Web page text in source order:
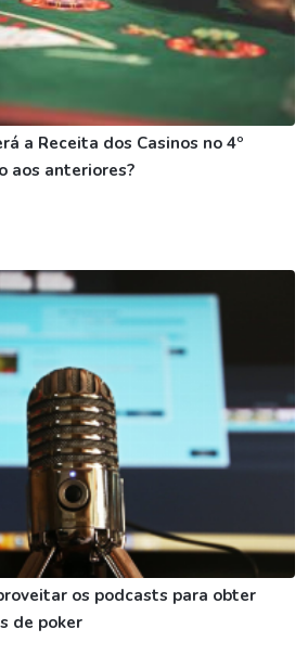
a Receita dos Casinos no 4º
aos anteriores?
os podcasts para obter
de poker